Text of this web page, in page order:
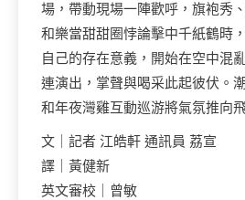
場，帶動現場一陣歡呼，旗袍秀
和樂當甜甜圈悖論擊中千紙鶴時
自己的存在意義，開始在空中混
連演出，掌聲與喝采此起彼伏。
和年夜灣雞互動巡游將氣氛推向
文｜記者 江皓軒 通訊員 荔宣
譯｜黃健新
英文審校｜曾敏